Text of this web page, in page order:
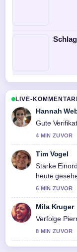
LIVE-
Hannah
Gute
4 MIN ZUVOR
Tim Vogel
Starke
heute
6 MIN ZUVOR
Mila Kruger
Verfolge
8 MIN ZUVOR